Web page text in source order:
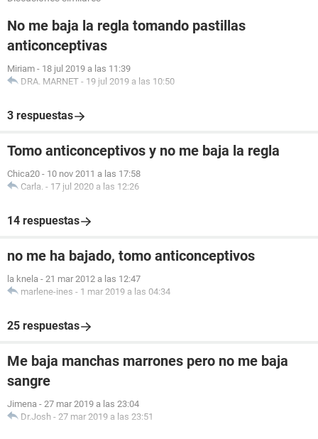
No me baja la regla tomando pastillas
anticonceptivas
Miriam - 18 jul 2019 a las 11:39
DRA. MARNET - 19 jul 2019 a las 10:50
3 respuestas
Tomo anticonceptivos y no me baja la regla
Chica20 - 10 nov 2011 a las 17:58
Carla. - 17 jul 2020 a las 12:26
14 respuestas
no me ha bajado, tomo anticonceptivos
la knela - 21 mar 2012 a las 12:47
marlene-ines - 1 mar 2019 a las 04:34
25 respuestas
Me baja manchas marrones pero no me baja
sangre
Jimena - 27 mar 2019 a las 23:04
Dr.Josh - 27 mar 2019 a las 23:51